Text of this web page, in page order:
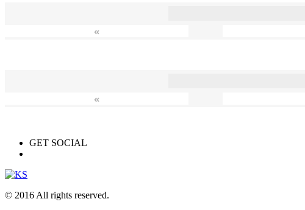
«
«
GET SOCIAL
© 2016 All rights reserved.